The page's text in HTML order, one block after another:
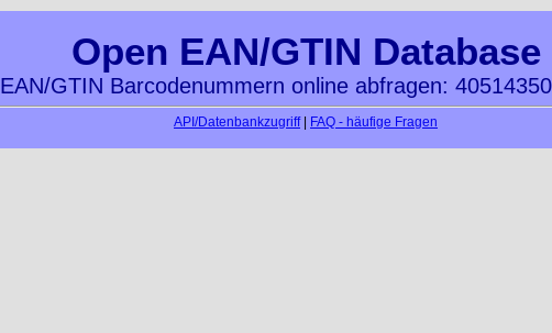
Open EAN/GTIN Database
EAN/GTIN Barcodenummern online abfragen:
API/Datenbankzugriff| FAQ - häufige Fragen